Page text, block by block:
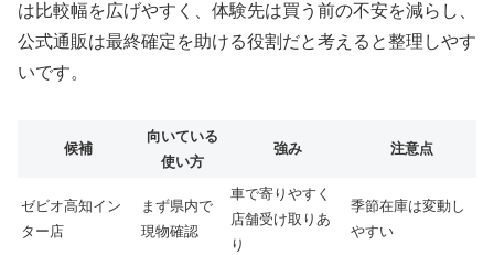
は比較幅を広げやすく、体験先は買う前の不安を減らし、
公式通販は最終確定を助ける役割だと考えると整理しやす
いです。
候補
向いている
使い方
強み 注意点
ゼビオ高知イン
ター店
まず県内で
現物確認
車で寄りやすく
店舗受け取りあ
り
季節在庫は変動し
やすい